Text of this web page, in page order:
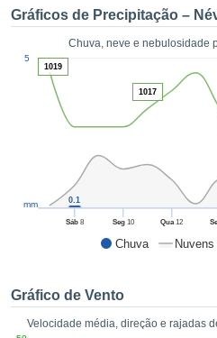
permite-
a nossa
fornecer-
de alta
todos os
no
como
um perfil
CONTINUAR
CONFIGURAÇÕES
Gráficos de Precipitação –
Chuva, neve e nebulosidade
Chuva
Sáb8 Seg10 Qua12
5
mm 0.1
1019
1017
Gráfico de Vento
Velocidade média, direção e rajadas